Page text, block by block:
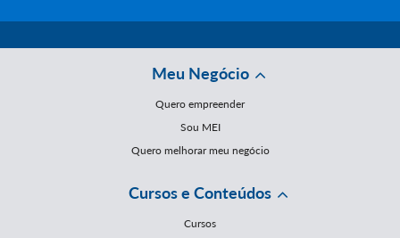
Meu Negócio
Quero empreender
Sou MEI
Quero melhorar meu negócio
Cursos e Conteúdos
Cursos